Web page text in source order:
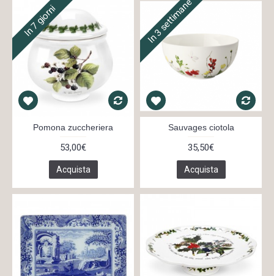
In 7 giorni
Pomona zuccheriera
53,00€
Acquista
In 3 settimane
Sauvages ciotola
35,50€
Acquista